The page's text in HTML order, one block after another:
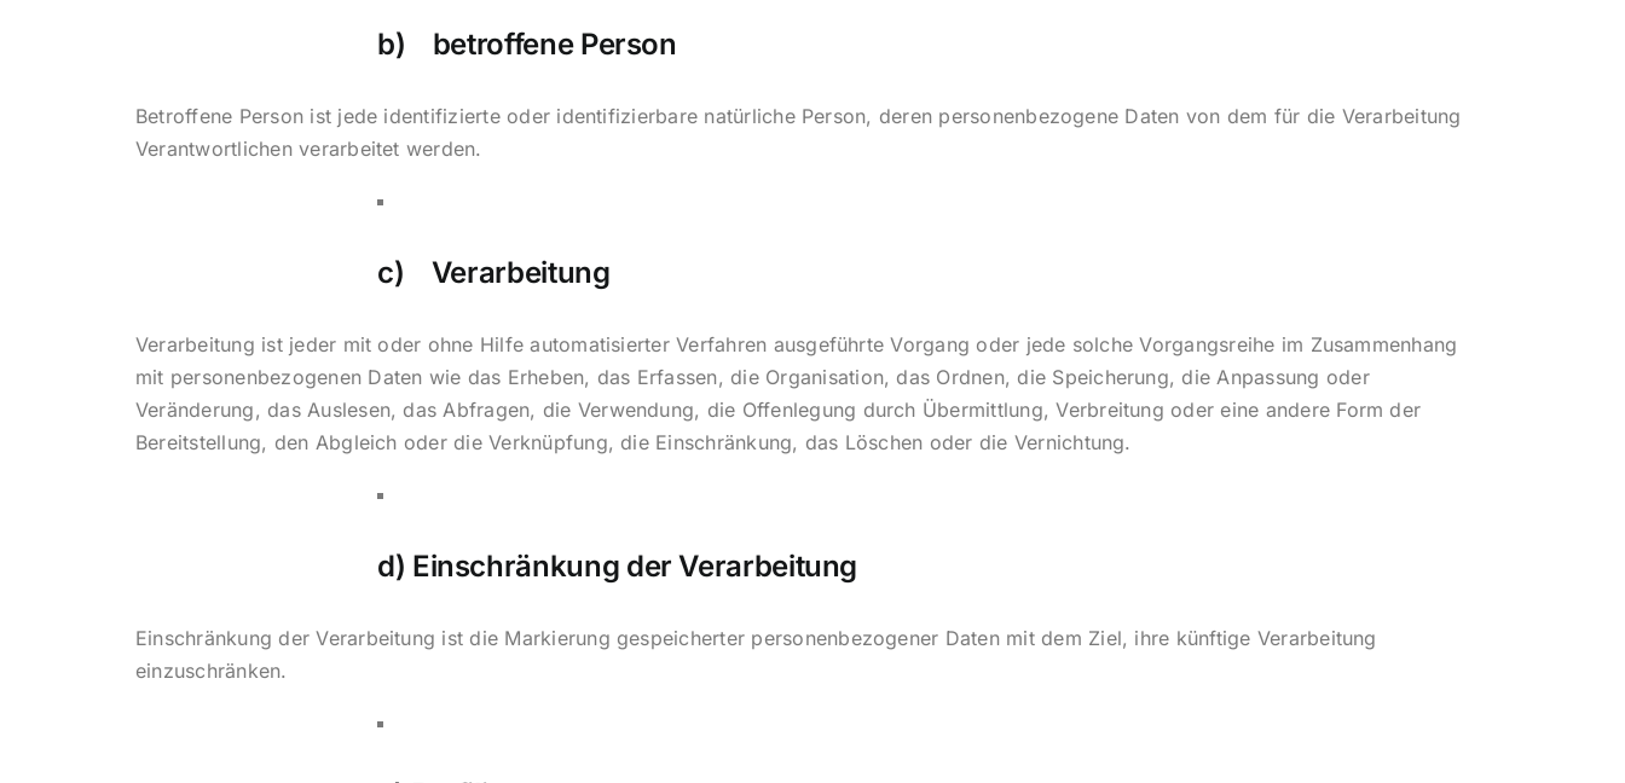
b) betroffene Person
Betroffene Person ist jede identifizierte oder identifizierbare natürliche Person, deren personenbezogene Daten von dem für die Verarbeitung
Verantwortlichen verarbeitet werden.
c) Verarbeitung
Verarbeitung ist jeder mit oder ohne Hilfe automatisierter Verfahren ausgeführte Vorgang oder jede solche Vorgangsreihe im Zusammenhang
mit personenbezogenen Daten wie das Erheben, das Erfassen, die Organisation, das Ordnen, die Speicherung, die Anpassung oder
Veränderung, das Auslesen, das Abfragen, die Verwendung, die Offenlegung durch Übermittlung, Verbreitung oder eine andere Form der
Bereitstellung, den Abgleich oder die Verknüpfung, die Einschränkung, das Löschen oder die Vernichtung.
d) Einschränkung der Verarbeitung
Einschränkung der Verarbeitung ist die Markierung gespeicherter personenbezogener Daten mit dem Ziel, ihre künftige Verarbeitung
einzuschränken.